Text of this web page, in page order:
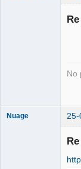
No
Nuage 25-